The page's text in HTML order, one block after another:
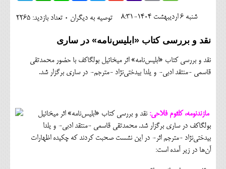
حقوقی
فرهنگی و هنری
اقتصادی
سیاسی
تعداد بازدید: 2265 توصیه به دیگران 0 شنبه 6 ارديبهشت 1404-8:31
نقد و بررسی کتاب «ابلیس‌نامه» در ساری
نقد و بررسی کتاب «ابلیس‌نامه» اثر میخائیل بولگاکف با حضور محمدتقی
قاسمی -منتقد ادبی- و یلدا بیدختی‌نژاد -مترجم- در ساری برگزار شد.
مازندنومه، کلثوم فلاحی: نقد و بررسی کتاب «ابلیس‌نامه» اثر میخائیل
بولگاکف در ساری برگزار شد. محمدتقی قاسمی -منتقد ادبی- و یلدا
بیدختی‌نژاد -مترجم اثر- در این نشست صحبت کردند که چکیده اظهارات
آن‌ها در زیر آمده است: